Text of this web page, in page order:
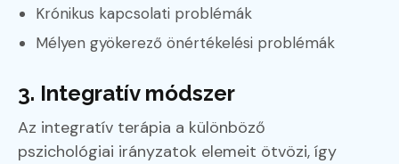
Krónikus kapcsolati problémák
Mélyen gyökerező önértékelési problémák
3. Integratív módszer
Az integratív terápia a különböző
pszichológiai irányzatok elemeit ötvözi, így